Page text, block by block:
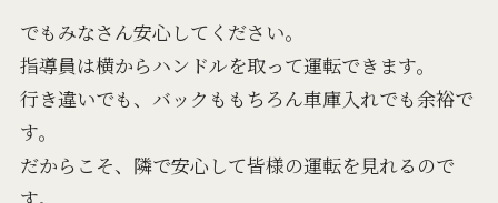
でもみなさん安心してください。
指導員は横からハンドルを取って運転できます。
行き違いでも、バックももちろん車庫入れでも余裕で
す。
だからこそ、隣で安心して皆様の運転を見れるので